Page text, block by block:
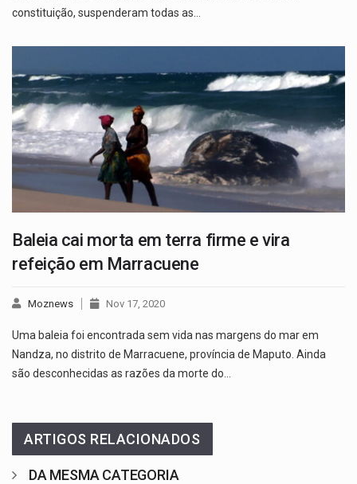
constituição, suspenderam todas as…
Baleia cai morta em terra firme e vira
refeição em Marracuene
Moznews Nov 17, 2020
Uma baleia foi encontrada sem vida nas margens do mar em
Nandza, no distrito de Marracuene, província de Maputo. Ainda
são desconhecidas as razões da morte do…
ARTIGOS RELACIONADOS
DA MESMA CATEGORIA